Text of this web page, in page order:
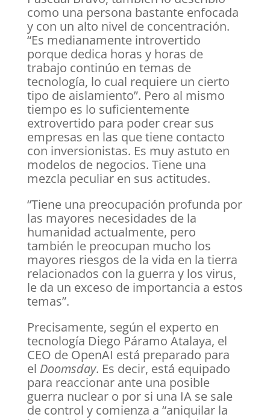
como una persona bastante enfocada
y con un alto nivel de concentración.
“Es medianamente introvertido
porque dedica horas y horas de
trabajo continúo en temas de
tecnología, lo cual requiere un cierto
tipo de aislamiento”. Pero al mismo
tiempo es lo suficientemente
extrovertido para poder crear sus
empresas en las que tiene contacto
con inversionistas. Es muy astuto en
modelos de negocios. Tiene una
mezcla peculiar en sus actitudes.
“Tiene una preocupación profunda por
las mayores necesidades de la
humanidad actualmente, pero
también le preocupan mucho los
mayores riesgos de la vida en la tierra
relacionados con la guerra y los virus,
le da un exceso de importancia a estos
temas”.
Precisamente, según el experto en
tecnología Diego Páramo Atalaya, el
CEO de OpenAI está preparado para
el Doomsday. Es decir, está equipado
para reaccionar ante una posible
guerra nuclear o por si una IA se sale
de control y comienza a “aniquilar la